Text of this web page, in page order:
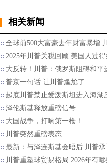
相关新闻
全球前500大富豪去年财富暴增
2025年川普关税回顾 美国人过得
大反转！川普：俄罗斯阻碍和平
普京一句话 让川普尴尬了
起底川普禁止爱泼斯坦进入海湖
泽伦斯基释放重磅信号
大国战争，打响第一枪！
川普突然重磅表态
最新：与泽连斯基会晤后 川普
川普重塑球贸易格局 2026年有